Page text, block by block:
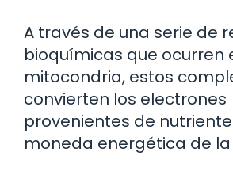
A través de una serie de
bioquímicas que ocurren
mitocondria, estos
convierten los electrones
provenientes de
moneda energética de la